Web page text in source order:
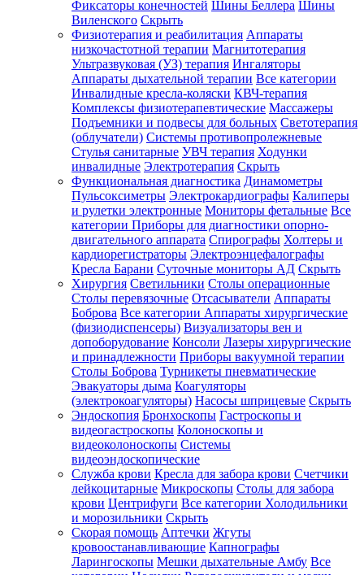
Фиксаторы конечностей Шины Беллера Шины
Виленского Скрыть
Физиотерапия и реабилитация Аппараты
низкочастотной терапии Магнитотерапия
Ультразвуковая (УЗ) терапия Ингаляторы
Аппараты дыхательной терапии Все категории
Инвалидные кресла-коляски КВЧ-терапия
Комплексы физиотерапевтические Массажеры
Подъемники и подвесы для больных Светотерапия
(облучатели) Системы противопролежневые
Стулья санитарные УВЧ терапия Ходунки
инвалидные Электротерапия Скрыть
Функциональная диагностика Динамометры
Пульсоксиметры Электрокардиографы Калиперы
и рулетки электронные Мониторы фетальные Все
категории Приборы для диагностики опорно-
двигательного аппарата Спирографы Холтеры и
кардиорегистраторы Электроэнцефалографы
Кресла Барани Суточные мониторы АД Скрыть
Хирургия Светильники Столы операционные
Столы перевязочные Отсасыватели Аппараты
Боброва Все категории Аппараты хирургические
(физиодиспенсеры) Визуализаторы вен и
допоборудование Консоли Лазеры хирургические
и принадлежности Приборы вакуумной терапии
Столы Боброва Турникеты пневматические
Эвакуаторы дыма Коагуляторы
(электрокоагуляторы) Насосы шприцевые Скрыть
Эндоскопия Бронхоскопы Гастроскопы и
видеогастроскопы Колоноскопы и
видеоколоноскопы Системы
видеоэндоскопические
Служба крови Кресла для забора крови Счетчики
лейкоцитарные Микроскопы Столы для забора
крови Центрифуги Все категории Холодильники
и морозильники Скрыть
Скорая помощь Аптечки Жгуты
кровоостанавливающие Капнографы
Ларингоскопы Мешки дыхательные Амбу Все